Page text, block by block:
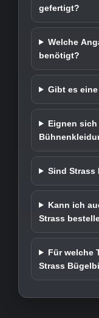
gefertigt?
Welche
benötigt?
Gibt es
Eignen
Sind Strass
Kann ich
Strass
Für welche
Strass